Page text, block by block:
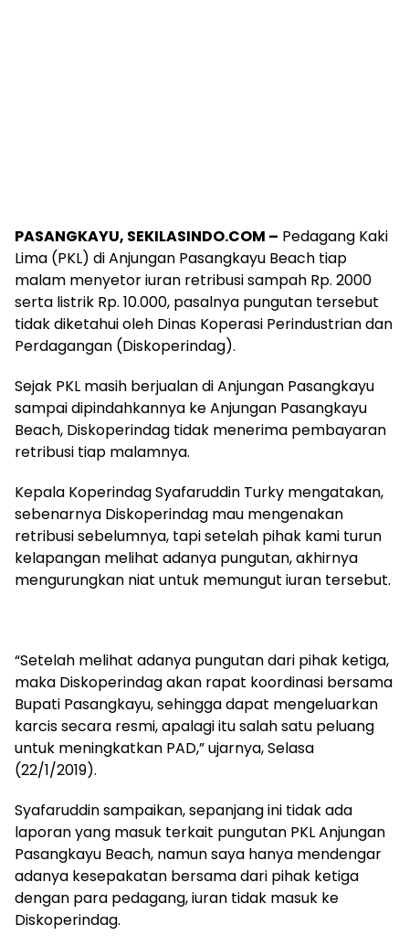
PASANGKAYU, SEKILASINDO.COM – Pedagang Kaki
Lima (PKL) di Anjungan Pasangkayu Beach tiap
malam menyetor iuran retribusi sampah Rp. 2000
serta listrik Rp. 10.000, pasalnya pungutan tersebut
tidak diketahui oleh Dinas Koperasi Perindustrian dan
Perdagangan (Diskoperindag).
Sejak PKL masih berjualan di Anjungan Pasangkayu
sampai dipindahkannya ke Anjungan Pasangkayu
Beach, Diskoperindag tidak menerima pembayaran
retribusi tiap malamnya.
Kepala Koperindag Syafaruddin Turky mengatakan,
sebenarnya Diskoperindag mau mengenakan
retribusi sebelumnya, tapi setelah pihak kami turun
kelapangan melihat adanya pungutan, akhirnya
mengurungkan niat untuk memungut iuran tersebut.
“Setelah melihat adanya pungutan dari pihak ketiga,
maka Diskoperindag akan rapat koordinasi bersama
Bupati Pasangkayu, sehingga dapat mengeluarkan
karcis secara resmi, apalagi itu salah satu peluang
untuk meningkatkan PAD,” ujarnya, Selasa
(22/1/2019).
Syafaruddin sampaikan, sepanjang ini tidak ada
laporan yang masuk terkait pungutan PKL Anjungan
Pasangkayu Beach, namun saya hanya mendengar
adanya kesepakatan bersama dari pihak ketiga
dengan para pedagang, iuran tidak masuk ke
Diskoperindag.